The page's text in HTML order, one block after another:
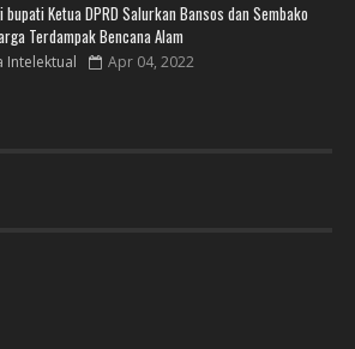
bupati Ketua DPRD Salurkan Bansos dan Sembako
Terdampak Bencana Alam
Intelektual Apr 04, 2022